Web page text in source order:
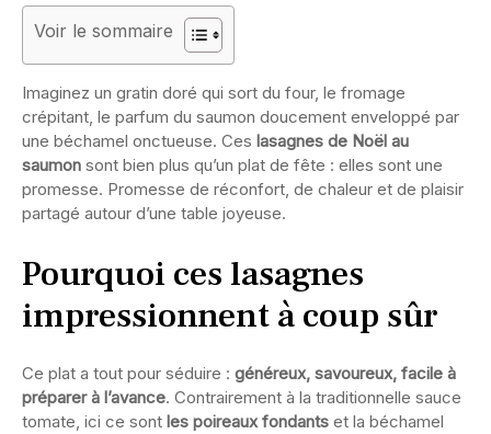
Voir le sommaire
Imaginez un gratin doré qui sort du four, le fromage
crépitant, le parfum du saumon doucement enveloppé par
une béchamel onctueuse. Ces lasagnes de Noël au
saumon sont bien plus qu’un plat de fête : elles sont une
promesse. Promesse de réconfort, de chaleur et de plaisir
partagé autour d’une table joyeuse.
Pourquoi ces lasagnes
impressionnent à coup sûr
Ce plat a tout pour séduire : généreux, savoureux, facile à
préparer à l’avance. Contrairement à la traditionnelle sauce
tomate, ici ce sont les poireaux fondants et la béchamel